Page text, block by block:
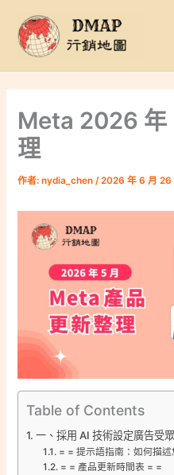
Meta 2026 年
理
作者:nydia_chen/2026 年 6 月 26
Table of Contents
一、採用 AI 技術設定廣告受
= = 提示語指南：如何描
= = 產品更新時間表 = =